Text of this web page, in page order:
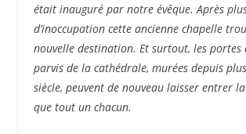
était inauguré par notre évêque. Après
d’inoccupation cette ancienne chapelle
nouvelle destination. Et surtout, les
parvis de la cathédrale, murées depuis
siècle, peuvent de nouveau laisser entrer
que tout un chacun.